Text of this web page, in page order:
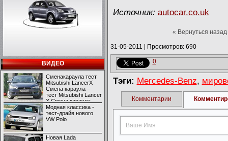
ВИДЕО
Сменакараула тест
Mitsubishi LancerX
Смена караула –
тест Mitsubishi Lancer
X Смена караула –
тест Mitsubishi Lancer
X
Модная классика -
тест-драйв нового
VW Polo
Новая Lada
Источник: autocar.co.uk
« Вернуться назад
31-05-2011 Просмотров: 690
0
Тэги: Mercedes-Benz,
Комментарии